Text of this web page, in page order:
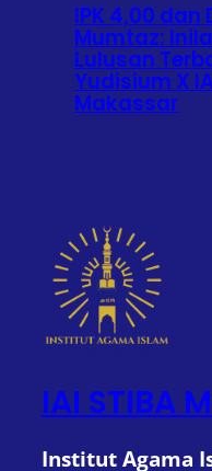
IPK 4,00 dan
Mumtaz:
Lulusan
Yudisium X
Makassar
IAI STIBA
Institut Agama